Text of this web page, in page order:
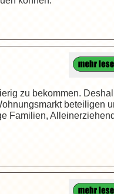
zu bekommen.
beteiligen
Familien,